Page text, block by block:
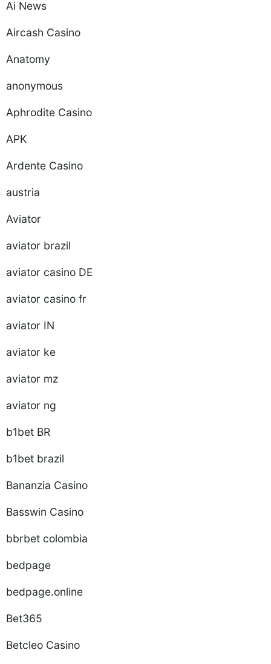
Ai News
Aircash Casino
Anatomy
anonymous
Aphrodite Casino
APK
Ardente Casino
austria
Aviator
aviator brazil
aviator casino DE
aviator casino fr
aviator IN
aviator ke
aviator mz
aviator ng
b1bet BR
b1bet brazil
Bananzia Casino
Basswin Casino
bbrbet colombia
bedpage
bedpage.online
Bet365
Betcleo Casino